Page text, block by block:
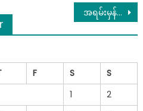
အရမ်းမှန်လို့ ထပ်ခါထပ်ခါတင်ဖြစ်တဲ့ ( ၇ ) ရက်သားသမီးများအကြောင်းနှင့်စိတ်နေစိတ်ထားများ
F S
S
1
2